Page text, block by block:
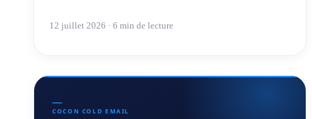
12 juillet 2026 · 6 min de lecture